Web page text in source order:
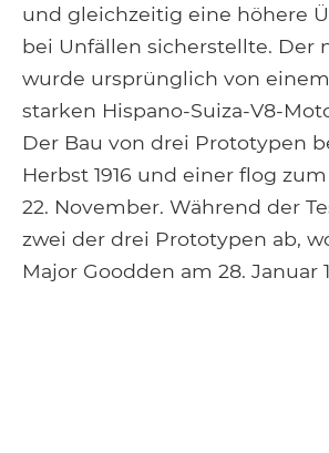
und gleichzeitig eine höhere
bei Unfällen sicherstellte. Der
wurde ursprünglich von einem
starken Hispano-Suiza-V8-
Der Bau von drei Prototypen
Herbst 1916 und einer flog
22. November. Während der
zwei der drei Prototypen ab,
Major Goodden am 28. Januar